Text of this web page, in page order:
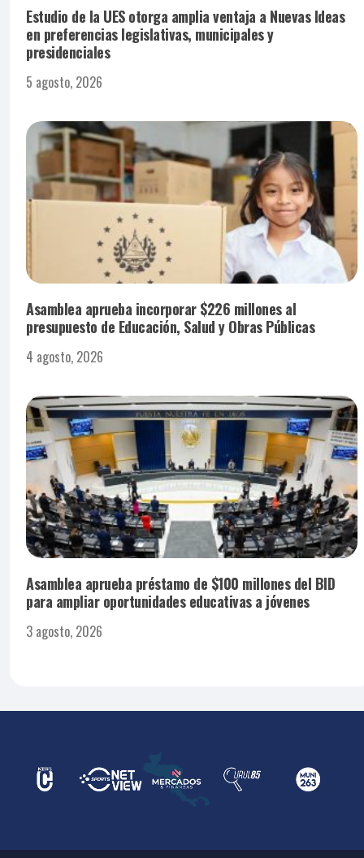
Estudio de la UES otorga amplia ventaja a Nuevas Ideas
en preferencias legislativas, municipales y
presidenciales
5 agosto, 2026
Asamblea aprueba incorporar $226 millones al
presupuesto de Educación, Salud y Obras Públicas
4 agosto, 2026
Asamblea aprueba préstamo de $100 millones del BID
para ampliar oportunidades educativas a jóvenes
3 agosto, 2026